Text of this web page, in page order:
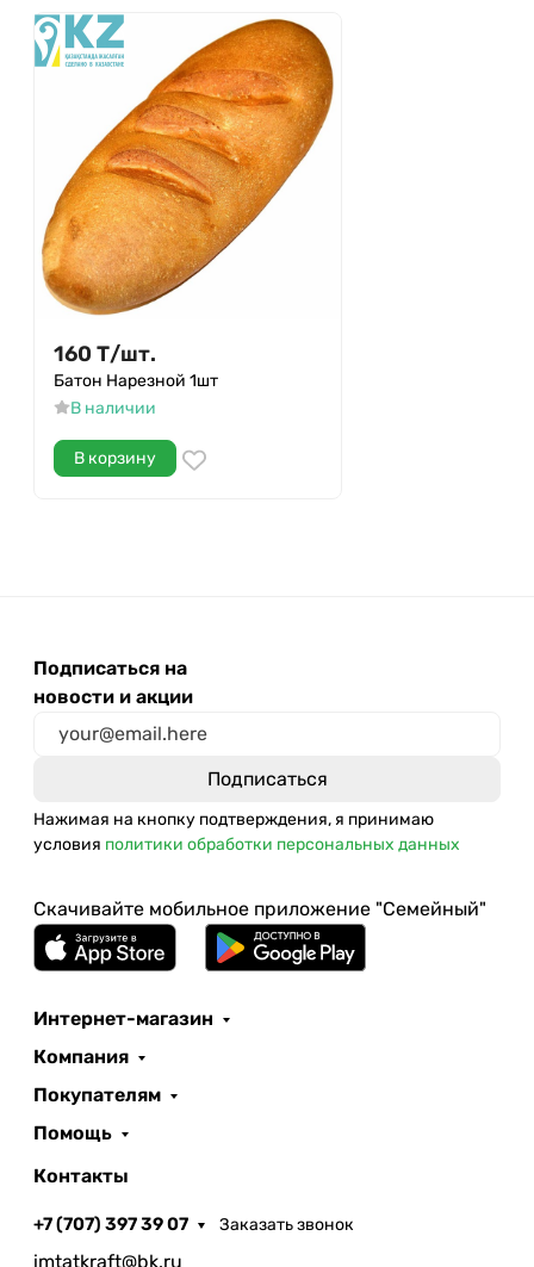
160 Т/шт.
Батон Нарезной 1шт
В наличии
В корзину
Подписаться на
новости и акции
Нажимая на кнопку подтверждения, я принимаю
условия политики обработки персональных данных
Скачивайте мобильное приложение "Семейный"
Интернет-магазин
Компания
Покупателям
Помощь
Контакты
+7 (707) 397 39 07 Заказать звонок
imtatkraft@bk.ru